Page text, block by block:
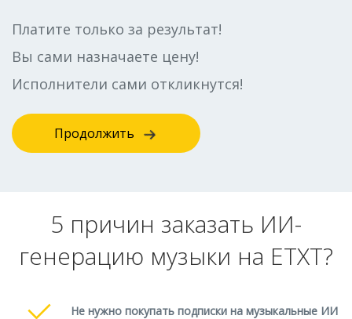
Платите только за результат!
Вы сами назначаете цену!
Исполнители сами откликнутся!
Продолжить
5 причин заказать ИИ-
генерацию музыки на ETXT?
Не нужно покупать подписки на музыкальные ИИ